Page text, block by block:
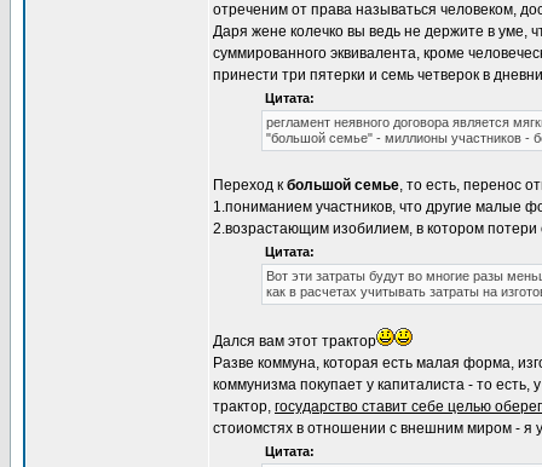
отреченим от права называться человеком,
Даря жене колечко вы ведь не держите в уме,
суммированного эквивалента, кроме
принести три пятерки и семь четверок в
Цитата:
регламент неявного договора является
"большой семье" - миллионы участников -
Переход к большой семье, то есть, перенос
1.пониманием участников, что другие малые
2.возрастающим изобилием, в котором
Цитата:
Вот эти затраты будут во многие разы
как в расчетах учитывать затраты на
Дался вам этот трактор
Разве коммуна, которая есть малая форма,
коммунизма покупает у капиталиста - то
трактор, государство ставит себе целью
стоиомстях в отношении с внешним миром - я
Цитата: